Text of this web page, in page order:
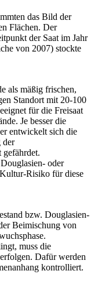
das Bild der
Flächen. Der
der Saat im Jahr
von 2007) stockte
als mäßig frischen,
Standort mit 20-100
für die Freisaat
Je besser die
entwickelt sich die
der
gefährdet.
oder
Risiko für diese
bzw. Douglasien-
Beimischung von
muss die
Dafür werden
kontrolliert.